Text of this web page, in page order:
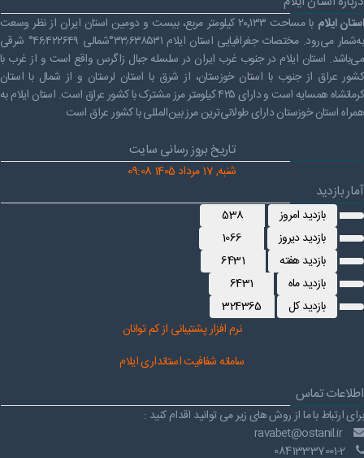
استان ایلام
با مساحت ۲۰٬۱۳۳ کیلومتر مربع، بیست و دومین استان ایران از نظر وسعت
به‌شمار می‌رود. مختصات جغرافیایی استان ایلام ۳۳٫۶۳۸۵۳۱°شمالی ۴۶٫۴۲۲۶۴۹° شرقی
می‌باشد. استان ایلام در جنوب غرب ایران در سلسله جبال زاگرس واقع است و از غرب با
کشور عراق از جنوب با استان خوزستان، از شرق با استان لرستان و از شمال با استان
کرمانشاه همسایه است و دارای ۴۲۵ کیلومتر مرز مشترک با کشور عراق است. استان ایلام به
همراه استان خوزستان دارای طولانی‌ترین مرز بین‌المللی با کشور عراق است
تاریخ بروز رسانی سایت
شنبه, 17 مرداد 1405 09:08
آمار بازدید
بازدید امروز
538
بازدید دیروز
1066
بازدید هفته
6431
بازدید ماه
6431
بازدید کل
324365
نرم افزار پشتیبانی از کم توانان
سامانه شفافیت استانداری ایلام
اطلاعات تماس
برای ارتباط با ما از روش های زیر می توانید اقدام کنید :
ravabet@ostanil.ir